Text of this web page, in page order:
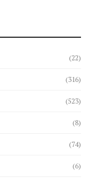
(22)
(316)
(523)
(8)
(74)
(6)